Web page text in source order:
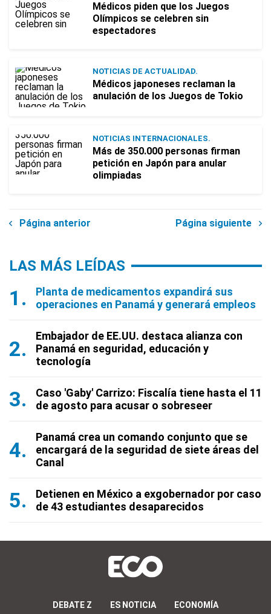
Médicos piden que los Juegos
Olímpicos se celebren sin
espectadores
NOTICIAS DE ACTUALIDAD.
Médicos japoneses reclaman la
anulación de los Juegos de Tokio
NOTICIAS INTERNACIONALES.
Más de 350.000 personas firman
petición en Japón para anular
olimpiadas
Página anterior Página siguiente
LAS MÁS LEÍDAS
Planta de medicamentos expandirá sus
operaciones en Panamá y generará empleos
Embajador de EE.UU. destaca alianza con
Panamá en seguridad, educación y
tecnología
Caso 'Gaby' Carrizo: Fiscalía tiene hasta el 11
de agosto para acusar o sobreseer
Panamá crea un comando conjunto que se
encargará de la seguridad de siete áreas del
Canal
Detienen en México a exgobernador por caso
de 43 estudiantes desaparecidos
DEBATE Z ES NOTICIA ECONOMÍA